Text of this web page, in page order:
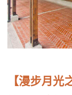
【漫步月光